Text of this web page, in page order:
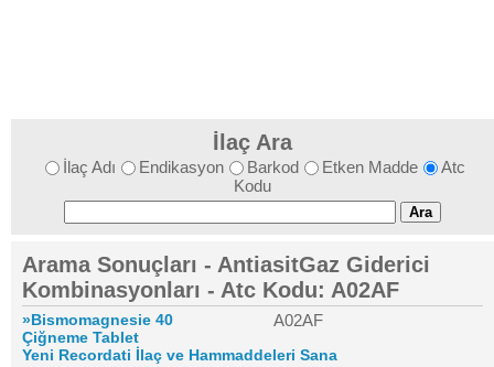
İlaç Ara
İlaç Adı Endikasyon Barkod Etken Madde
Atc
Kodu
Arama Sonuçları - AntiasitGaz Giderici
Kombinasyonları - Atc Kodu: A02AF
»Bismomagnesie 40
Çiğneme Tablet
A02AF
Yeni Recordati İlaç ve Hammaddeleri Sana